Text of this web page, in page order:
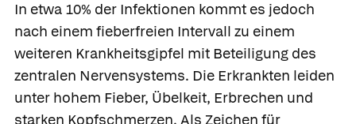
In etwa 10% der Infektionen kommt es jedoch
nach einem fieberfreien Intervall zu einem
weiteren Krankheitsgipfel mit Beteiligung des
zentralen Nervensystems. Die Erkrankten leiden
unter hohem Fieber, Übelkeit, Erbrechen und
starken Kopfschmerzen. Als Zeichen für